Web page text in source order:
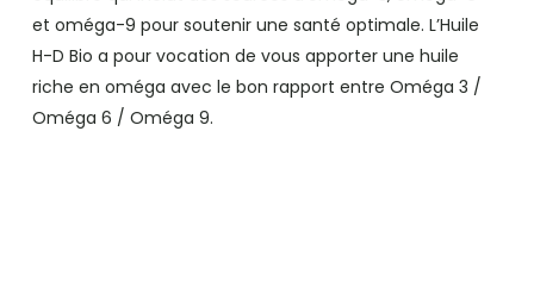
et oméga-9 pour soutenir une santé optimale. L’Huile
H-D Bio a pour vocation de vous apporter une huile
riche en oméga avec le bon rapport entre Oméga 3 /
Oméga 6 / Oméga 9.